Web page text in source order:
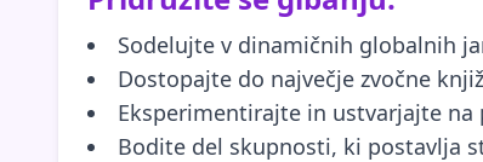
Sodelujte v dinamičnih globalnih
Dostopajte do največje zvočne
Eksperimentirajte in ustvarjajte
Bodite del skupnosti, ki postavlja